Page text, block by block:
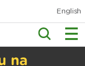
English
na